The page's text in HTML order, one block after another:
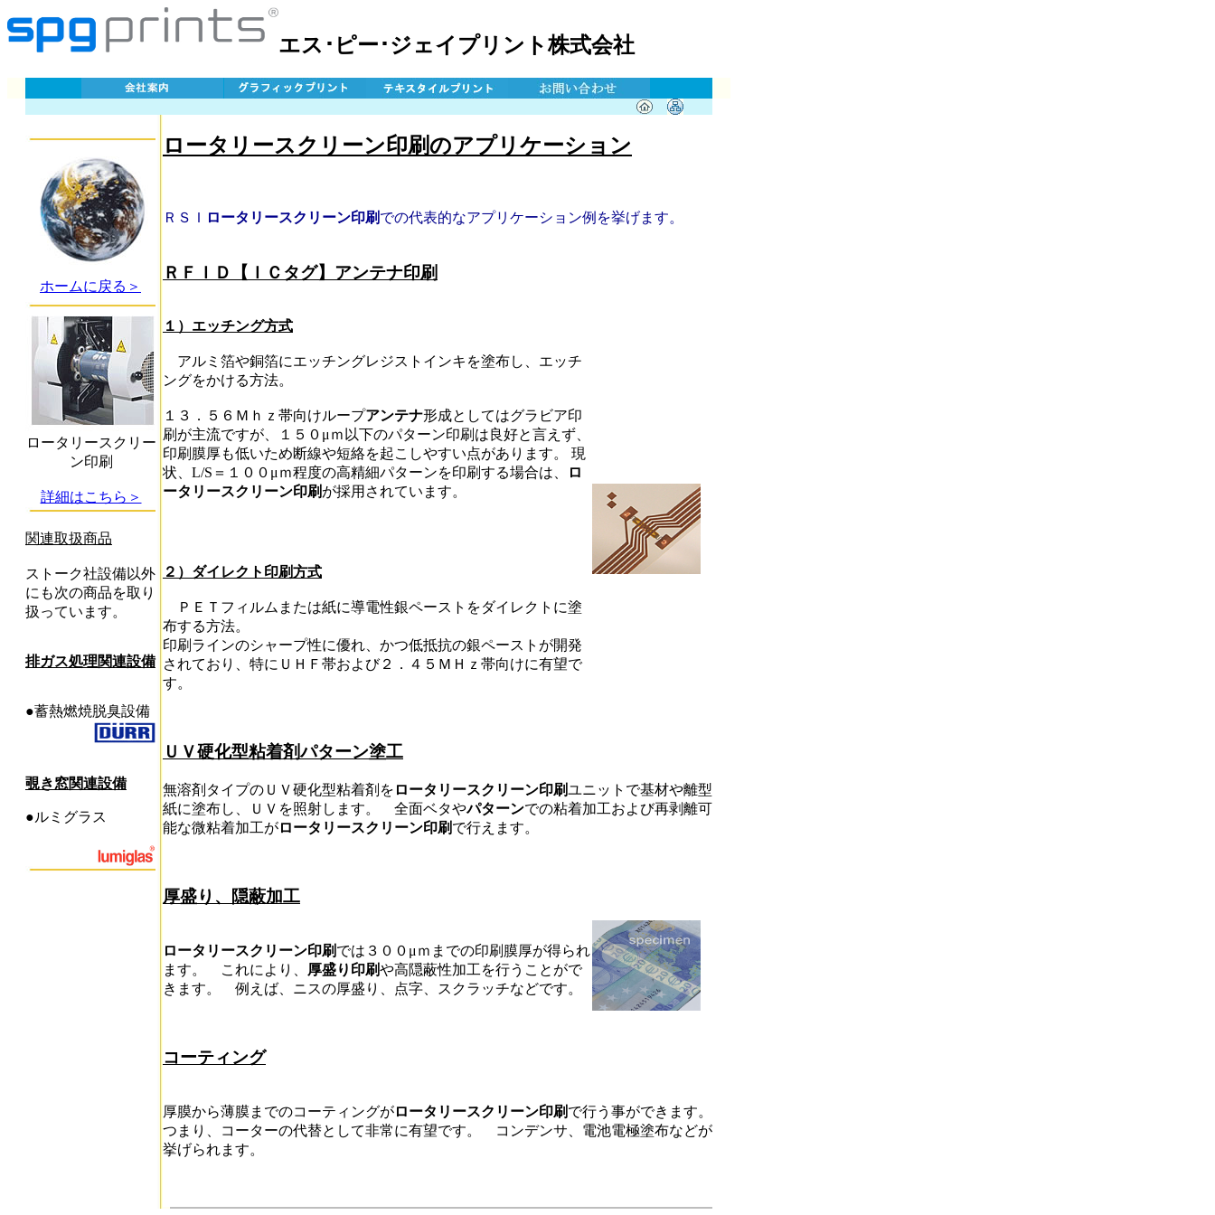
エス･ピー･ジェイプリント株式会社
ホームに戻る＞
ロータリースクリー
ン印刷
詳細はこちら＞
関連取扱商品
ストーク社設備以外
にも次の商品を取り
扱っています。
排ガス処理関連設備
●蓄熱燃焼脱臭設備
覗き窓関連設備
●ルミグラス
ロータリースクリーン印刷のアプリケーション
ＲＳＩ ロータリースクリーン印刷 での代表的なアプリケーション例を挙げます。
ＲＦＩＤ【ＩＣタグ】アンテナ印刷
１）エッチング方式
アルミ箔や銅箔にエッチングレジストインキを塗布し、エッチ
ングをかける方法。
１３．５６Ｍｈｚ帯向けループアンテナ形成としてはグラビア印
刷が主流ですが、１５０μｍ以下のパターン印刷は良好と言えず、
印刷膜厚も低いため断線や短絡を起こしやすい点があります。 現
状、L/S＝１００μｍ程度の高精細パターンを印刷する場合は、
ロ
ータリースクリーン印刷 が採用されています。
２）ダイレクト印刷方式
ＰＥＴフィルムまたは紙に導電性銀ペーストをダイレクトに塗
布する方法。
印刷ラインのシャープ性に優れ、かつ低抵抗の銀ペーストが開発
されており、特にＵＨＦ帯および２．４５ＭＨｚ帯向けに有望で
す。
ＵＶ硬化型粘着剤パターン塗工
無溶剤タイプのＵＶ硬化型粘着剤を ロータリースクリーン印刷ユニットで基材や離型
紙に塗布し、ＵＶを照射します。 全面ベタやパターンでの粘着加工および再剥離可
能な微粘着加工がロータリースクリーン印刷 で行えます。
厚盛り、隠蔽加工
ロータリースクリーン印刷 では３００μｍまでの印刷膜厚が得られ
ます。 これにより、 厚盛り印刷や高隠蔽性加工を行うことがで
きます。 例えば、ニスの厚盛り、点字、スクラッチなどです。
コーティング
厚膜から薄膜までのコーティングがロータリースクリーン印刷 で行う事ができます。
つまり、コーターの代替として非常に有望です。 コンデンサ、電池電極塗布などが
挙げられます。